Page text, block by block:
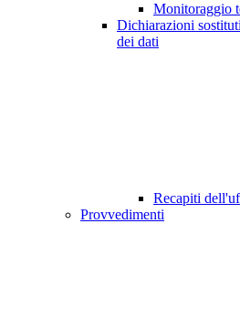
Monitoraggio
Dichiarazioni
dei dati
Recapiti
Provvedimenti